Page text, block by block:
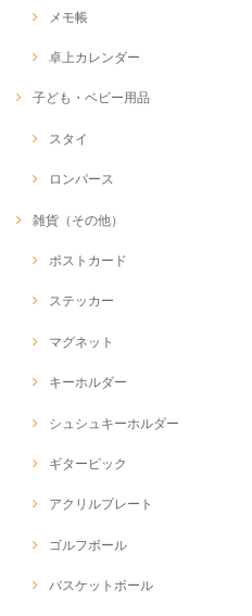
メモ帳
卓上カレンダー
子ども・ベビー用品
スタイ
ロンパース
雑貨（その他）
ポストカード
ステッカー
マグネット
キーホルダー
シュシュキーホルダー
ギターピック
アクリルプレート
ゴルフボール
バスケットボール